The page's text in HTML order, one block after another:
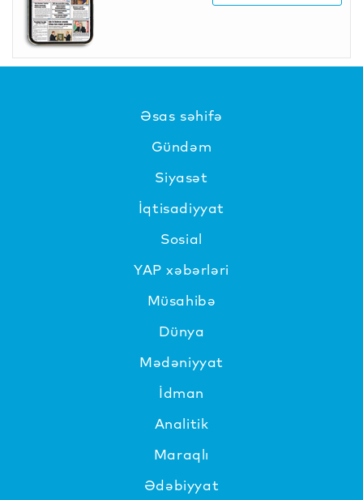
Əsas səhifə
Gündəm
Siyasət
İqtisadiyyat
Sosial
YAP xəbərləri
Müsahibə
Dünya
Mədəniyyat
İdman
Analitik
Maraqlı
Ədəbiyyat